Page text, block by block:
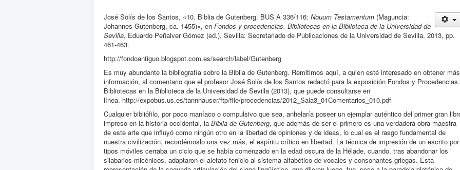
José Solís de los Santos, «10. Biblia de Gutenberg. BUS A 336/116: Nouum Testamentum (Maguncia:
Johannes Gutenberg, ca. 1455)», en Fondos y procedencias. Bibliotecas en la Biblioteca de la Universidad de
Sevilla, Eduardo Peñalver Gómez (ed.), Sevilla: Secretariado de Publicaciones de la Universidad de Sevilla, 2013, pp.
461-463.
http://fondoantiguo.blogspot.com.es/search/label/Gutenberg
Es muy abundante la bibliografía sobre la Biblia de Gutenberg. Remitimos aquí, a quien esté interesado en obtener más
información, al comentario que el profesor José Solís de los Santos redactó para la exposición Fondos y Procedencias.
Bibliotecas en la Biblioteca de la Universidad de Sevilla (2013), que puede consultarse en
línea. http://expobus.us.es/tannhauser/ftp/file/procedencias/2012_Sala3_01Comentarios_010.pdf
Cualquier bibliófilo, por poco maníaco o compulsivo que sea, anhelaría poseer un ejemplar auténtico del primer gran
impreso en la historia occidental, la Biblia de Gutenberg, que además de ser el primero es una verdadera obra maestra
de este arte que influyó como ningún otro en la libertad de opiniones y de ideas, lo cual es el rasgo fundamental de
nuestra civilización, recordémoslo una vez más, el espíritu crítico en libertad. La técnica de impresión de un escrito por
tipos móviles cerraba un ciclo que se había comenzado en la edad oscura de la Hélade, cuando, tras abandonar los
silabarios micénicos, adaptaron el alefato fenicio al sistema alfabético de vocales y consonantes griegas. Esta